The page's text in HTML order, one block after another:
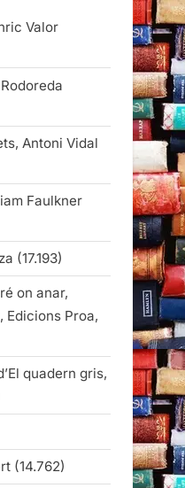
Valor
Antoni Vidal
Faulkner
(17.193)
on anar,
Edicions Proa,
quadern gris,
(14.762)